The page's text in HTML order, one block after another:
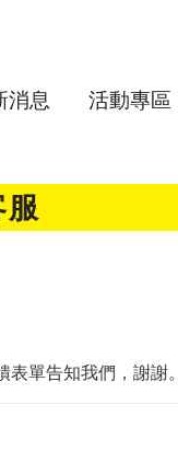
消息 活動專區
單告知我們，謝謝。